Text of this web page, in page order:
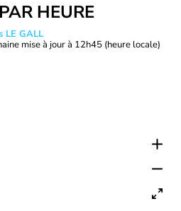
HEURE
LE GALL
mise à jour à 12h45 (heure locale)